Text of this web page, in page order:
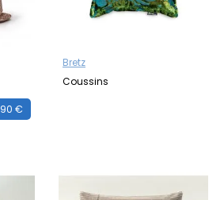
90 €
Bretz
Coussins